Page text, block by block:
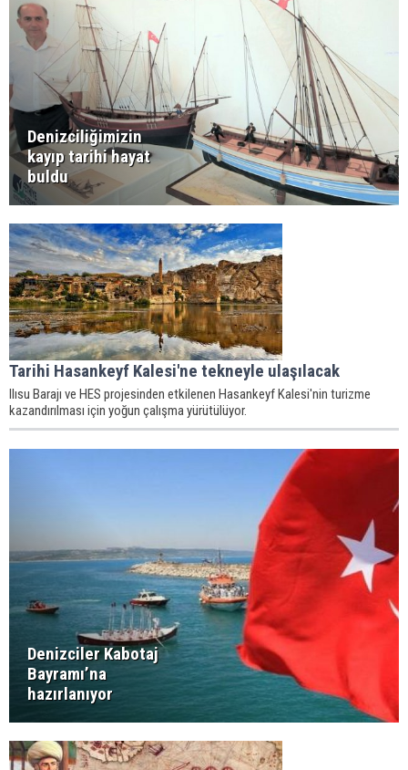
Denizciliğimizin
kayıp tarihi hayat
buldu
Tarihi Hasankeyf Kalesi'ne tekneyle ulaşılacak
Ilısu Barajı ve HES projesinden etkilenen Hasankeyf Kalesi'nin turizme
kazandırılması için yoğun çalışma yürütülüyor.
Denizciler Kabotaj
Bayramı’na
hazırlanıyor